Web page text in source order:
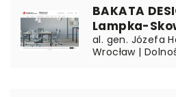
BAKATA
Lampka-
al. gen. Józefa
Wrocław |